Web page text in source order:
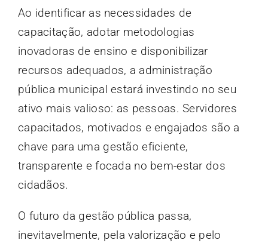
Ao identificar as necessidades de
capacitação, adotar metodologias
inovadoras de ensino e disponibilizar
recursos adequados, a administração
pública municipal estará investindo no seu
ativo mais valioso: as pessoas. Servidores
capacitados, motivados e engajados são a
chave para uma gestão eficiente,
transparente e focada no bem-estar dos
cidadãos.
O futuro da gestão pública passa,
inevitavelmente, pela valorização e pelo